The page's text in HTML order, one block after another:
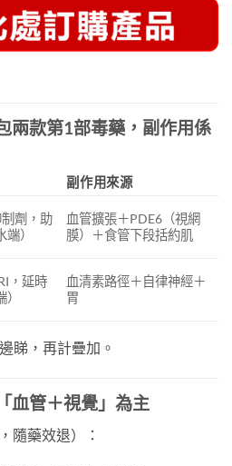
兩款第1部毒藥，副作用係
副作用來源
劑，助
）
血管擴張＋PDE6（視網
膜）＋食管下段括約肌
，延時
）
血清素路徑＋自律神經＋
胃
睇，再計疊加。
血管＋視覺」為主
隨藥效退）：